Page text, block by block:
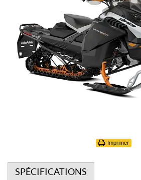
Imprimer
SPÉCIFICATIONS